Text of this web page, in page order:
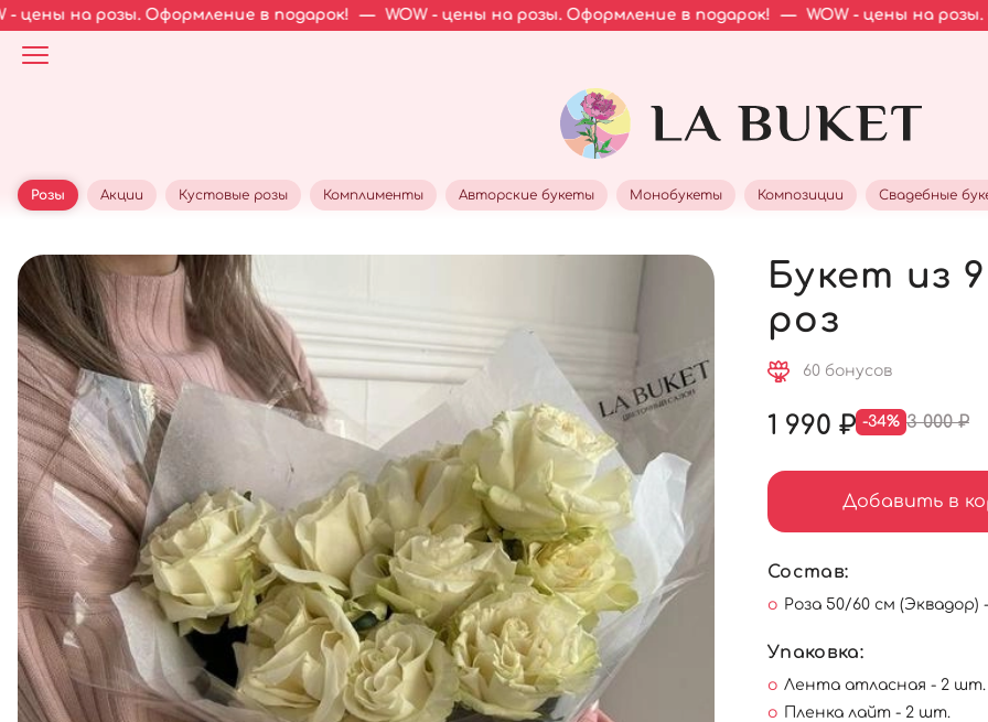
Оформление в подарок! — WOW - цены на розы. Оформление в подарок! — WOW - цены на розы.
Розы Акции Кустовые розы Комплименты Авторские букеты Монобукеты Композиции Свадебные
Букет из
роз
60 бонусов
1 990 ₽ -34% 3 000 ₽
Добавить в
Состав:
Роза 50/60 см (Эквадор)
Упаковка:
Лента атласная - 2 шт.
Пленка лайт - 2 шт.